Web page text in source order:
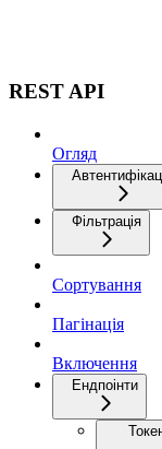
REST API
Огляд
Фільтрація
Сортування
Пагінація
Включення
Ендпоінти